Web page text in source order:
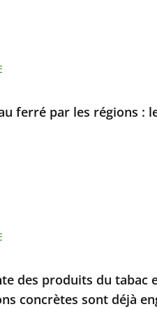
ferré par les régions :
des produits du tabac
concrètes sont déjà